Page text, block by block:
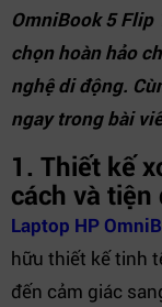
OmniBook 5 Flip
chọn hoàn hảo
nghệ di động.
ngay trong bài
1. Thiết kế
cách và tiện
Laptop HP
hữu thiết kế tinh
đến cảm giác